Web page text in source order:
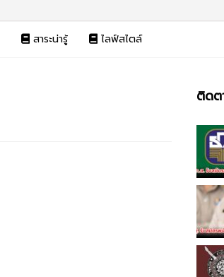
สาระน่ารู้ ไลฟ์สไตล์
ติดต